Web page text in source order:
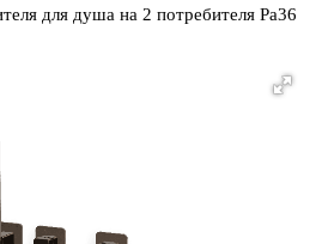
для душа на 2 потребителя Pa36